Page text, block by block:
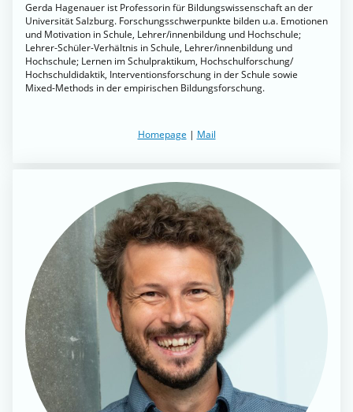
Gerda Hagenauer ist Professorin für Bildungswissenschaft an der
Universität Salzburg. Forschungsschwerpunkte bilden u.a. Emotionen
und Motivation in Schule, Lehrer/innenbildung und Hochschule;
Lehrer-Schüler-Verhältnis in Schule, Lehrer/innenbildung und
Hochschule; Lernen im Schulpraktikum, Hochschulforschung/
Hochschuldidaktik, Interventionsforschung in der Schule sowie
Mixed-Methods in der empirischen Bildungsforschung.
Homepage | Mail